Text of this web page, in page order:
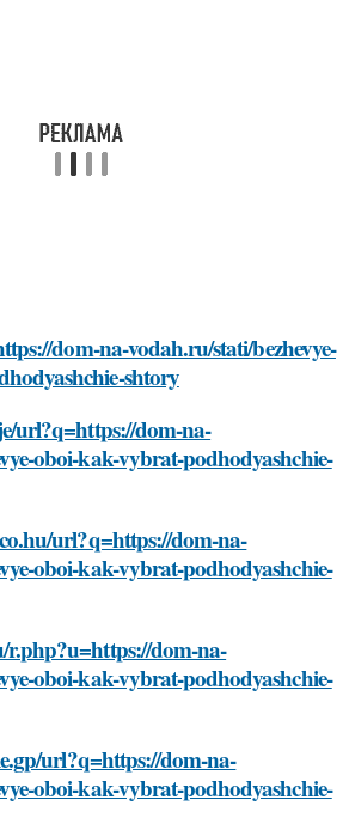
dom-na-vodah.ru/stati/bezhevye-
shtory
url?q=https://dom-na-
oboi-kak-vybrat-podhodyashchie-
url?q=https://dom-na-
oboi-kak-vybrat-podhodyashchie-
r.php?u=https://dom-na-
oboi-kak-vybrat-podhodyashchie-
url?q=https://dom-na-
oboi-kak-vybrat-podhodyashchie-